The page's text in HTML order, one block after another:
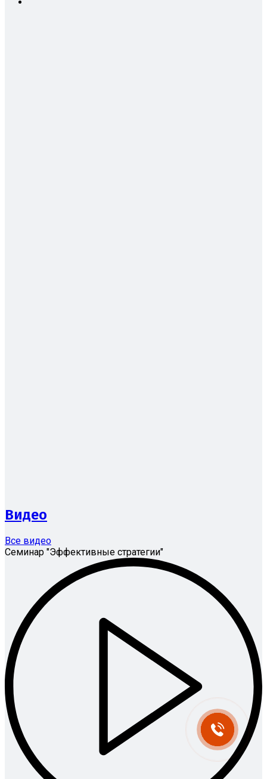
Симашка
Здравствуйте! Я с радостью
помогу вам! Напишите, если у
вас появятся вопросы.
Видео
Все видео
Семинар "Эффективные стратегии"